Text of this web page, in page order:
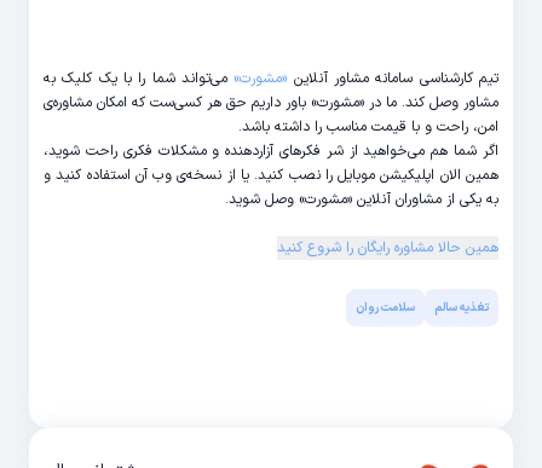
تیم کارشناسی سامانه مشاور آنلاین «مشورت» می‌تواند شما را با یک کلیک به
مشاور وصل کند. ما در «مشورت» باور داریم حق هر کسی‌ست که امکان مشاوره‌ی
امن، راحت و با قیمت مناسب را داشته باشد.
اگر شما هم می‌خواهید از شر فکرهای آزاردهنده و مشکلات فکری راحت شوید،
همین الان اپلیکیشن موبایل را نصب کنید. یا از نسخه‌ی وب آن استفاده کنید و
به یکی از مشاوران آنلاین «مشورت»‌ وصل شوید.
همین حالا مشاوره رایگان را شروع کنید
تغذیه سالم سلامت روان